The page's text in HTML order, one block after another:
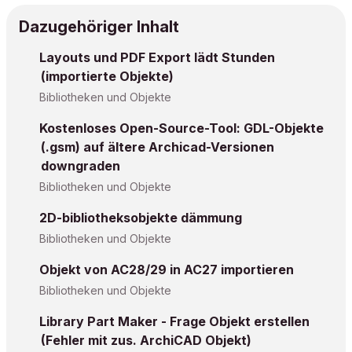
Dazugehöriger Inhalt
Layouts und PDF Export lädt Stunden
(importierte Objekte)
Bibliotheken und Objekte
Kostenloses Open-Source-Tool: GDL-Objekte
(.gsm) auf ältere Archicad-Versionen
downgraden
Bibliotheken und Objekte
2D-bibliotheksobjekte dämmung
Bibliotheken und Objekte
Objekt von AC28/29 in AC27 importieren
Bibliotheken und Objekte
Library Part Maker - Frage Objekt erstellen
(Fehler mit zus. ArchiCAD Objekt)